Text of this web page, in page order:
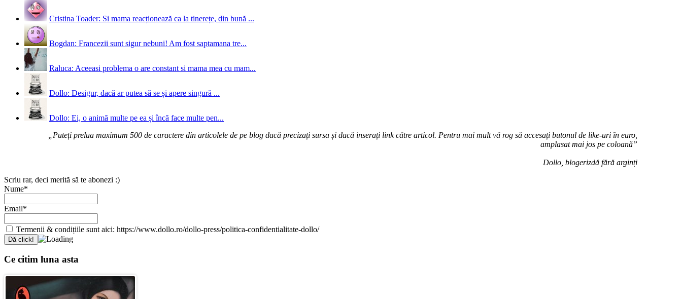
Cristina Toader: Si mama reacționează ca la tinerețe, din bună ...
Bogdan: Francezii sunt sigur nebuni! Am fost saptamana tre...
Raluca: Aceeasi problema o are constant si mama mea cu mam...
Dollo: Desigur, dacă ar putea să se și apere singură ...
Dollo: Ei, o animă multe pe ea și încă face multe pen...
„Puteți prelua maximum 500 de caractere din articolele de pe blog dacă precizați sursa și dacă inserați link către articol. Pentru mai mult vă rog să accesați butonul de like-uri în euro,
amplasat mai jos pe coloană”
Dollo, blogerizdă fără arginți
Scriu rar, deci merită să te abonezi :)
Nume*
Email*
Termenii & condițiile sunt aici: https://www.dollo.ro/dollo-press/politica-confidentialitate-dollo/
Ce citim luna asta